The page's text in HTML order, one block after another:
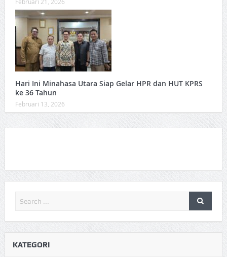
Februari 21, 2026
Hari Ini Minahasa Utara Siap Gelar HPR dan HUT KPRS
ke 36 Tahun ‎
Februari 13, 2026
KATEGORI